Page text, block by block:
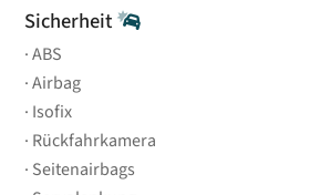
Sicherheit
ABS
Airbag
Isofix
Rückfahrkamera
Seitenairbags